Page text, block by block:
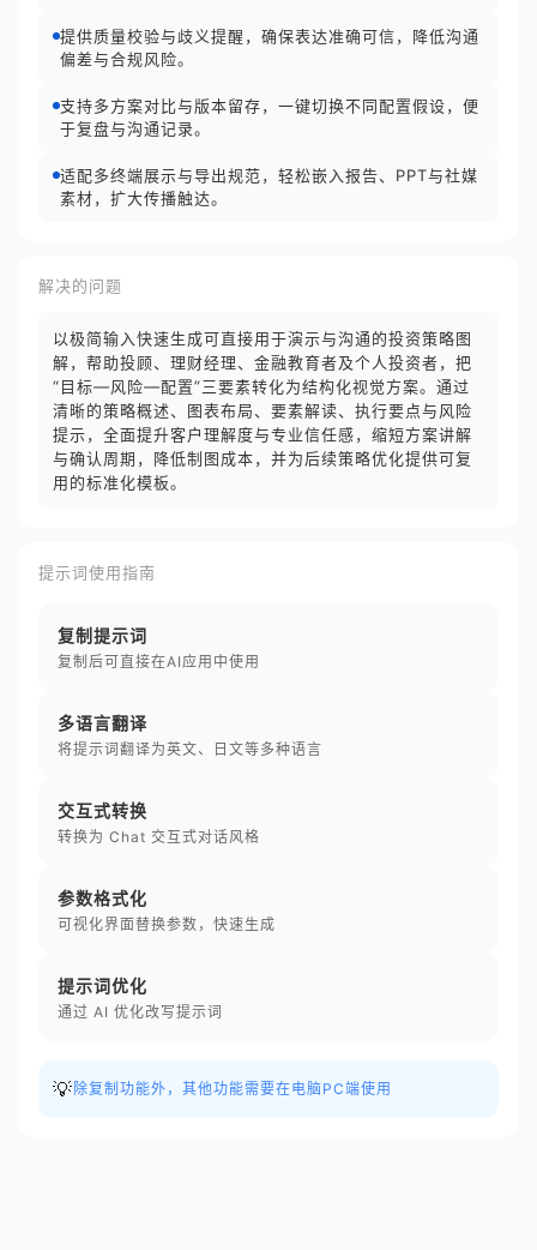
提供质量校验与歧义提醒，确保表达准确可信，降低沟通
偏差与合规风险。
支持多方案对比与版本留存，一键切换不同配置假设，便
于复盘与沟通记录。
适配多终端展示与导出规范，轻松嵌入报告、PPT与社媒
素材，扩大传播触达。
解决的问题
以极简输入快速生成可直接用于演示与沟通的投资策略图
解，帮助投顾、理财经理、金融教育者及个人投资者，把
“目标—风险—配置”三要素转化为结构化视觉方案。通过
清晰的策略概述、图表布局、要素解读、执行要点与风险
提示，全面提升客户理解度与专业信任感，缩短方案讲解
与确认周期，降低制图成本，并为后续策略优化提供可复
用的标准化模板。
提示词使用指南
复制提示词
复制后可直接在AI应用中使用
多语言翻译
将提示词翻译为英文、日文等多种语言
交互式转换
转换为 Chat 交互式对话风格
参数格式化
可视化界面替换参数，快速生成
提示词优化
通过 AI 优化改写提示词
💡 除复制功能外，其他功能需要在电脑PC端使用